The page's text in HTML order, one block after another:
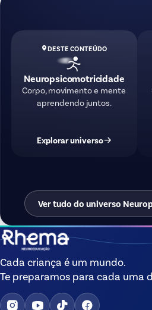
DESTE CONTEÚDO
Neuropsicomotricidade
Corpo, movimento e mente
aprendendo juntos.
Explorar universo
Ver tudo do universo
Cada criança é um mundo.
Te preparamos para cada uma